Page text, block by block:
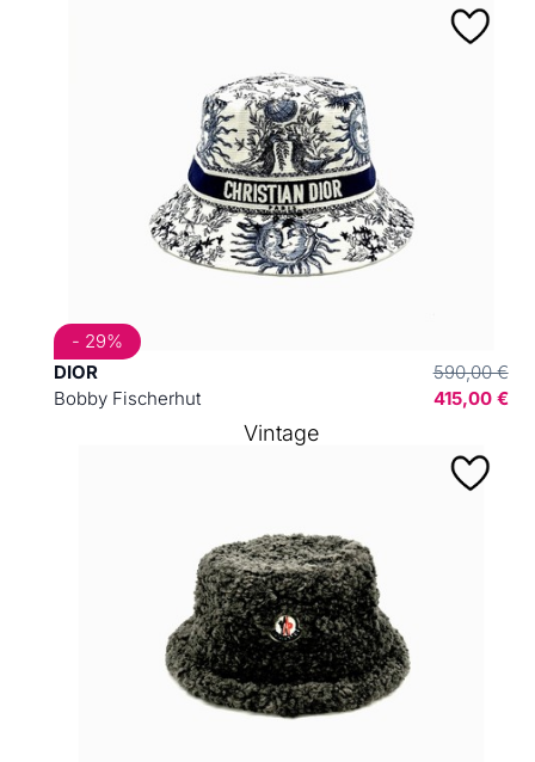
DIOR
Bobby Fischerhut
590,00 €
415,00 €
- 29%
Vintage